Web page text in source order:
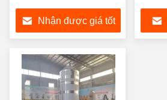
Nhận được giá tốt